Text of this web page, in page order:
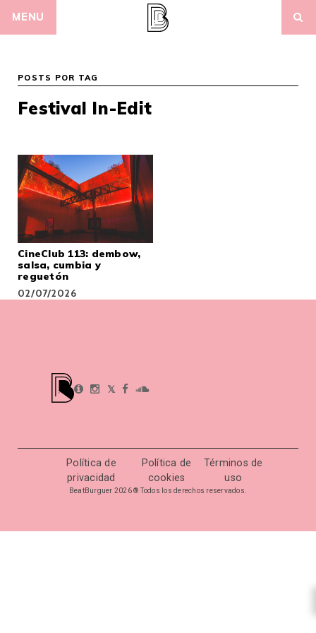
MENU
POSTS POR TAG
Festival In-Edit
CineClub 113: dembow,
salsa, cumbia y
reguetón
02/07/2026
𝕏
Política de
privacidad
Política de
cookies
Términos de
uso
BeatBurguer 2026 ® Todos los derechos reservados.